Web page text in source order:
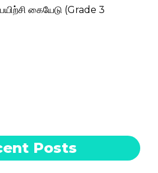
கையேடு (Grade 3
Posts